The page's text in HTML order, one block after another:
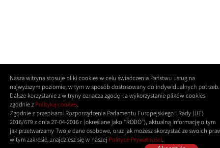
Nasza witryna stosuje pliki cookies w celu świadczenia Państwu usług na
najwyższym poziomie, w tym w sposób dostosowany do indywidualnych potrzeb.
Dalsze korzystanie z witryny oznacza zgodę na wykorzystanie plików cookies
zgodnie z Polityką cookies.
Zgodnie z przepisami Rozporządzenia Parlamentu Europejskiego i Rady (UE)
2016/679 z dnia 27-04-2016 r (określane jako “RODO”), aktualną informację o tym
jak przetwarzamy Twoje dane osobowe, oraz jak możesz skorzystać ze swoich
w tym zakresie, znajdziesz się w naszej Polityce Prywatności.